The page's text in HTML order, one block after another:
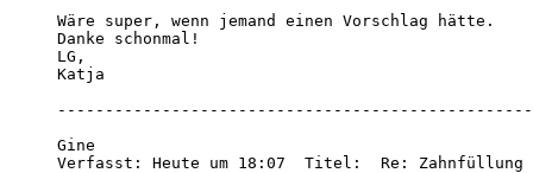
Wäre super, wenn jemand einen Vorschlag hätte.
Danke schonmal!
LG,
Katja
Gine
Verfasst: Heute um 18:07  Titel:  Re: Zahnfüllung